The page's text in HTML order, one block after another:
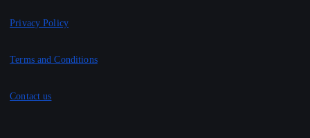
Privacy Policy
Terms and Conditions
Contact us